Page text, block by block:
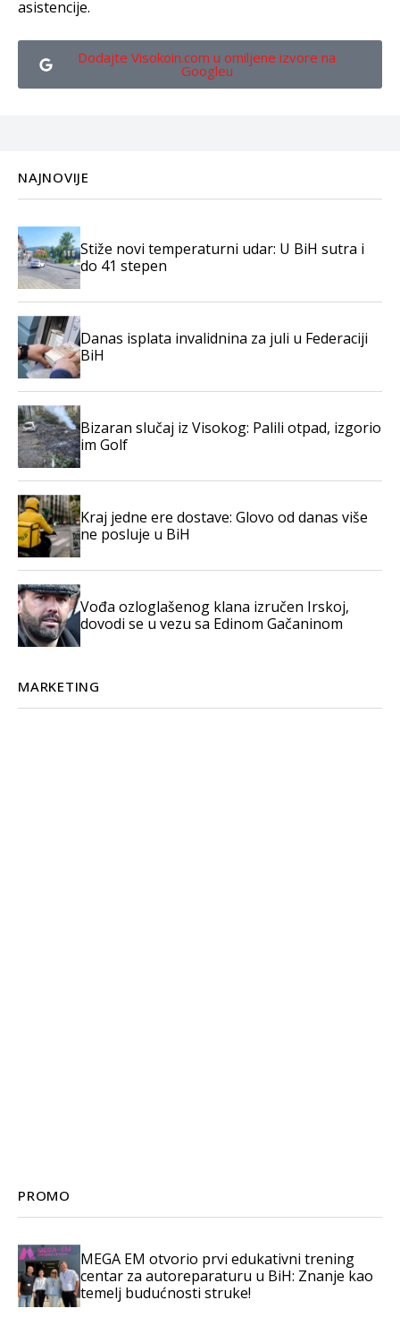
asistencije.
Dodajte Visokoin.com u omiljene izvore na
Googleu
NAJNOVIJE
Stiže novi temperaturni udar: U BiH sutra i
do 41 stepen
Danas isplata invalidnina za juli u Federaciji
BiH
Bizaran slučaj iz Visokog: Palili otpad, izgorio
im Golf
Kraj jedne ere dostave: Glovo od danas više
ne posluje u BiH
Vođa ozloglašenog klana izručen Irskoj,
dovodi se u vezu sa Edinom Gačaninom
MARKETING
PROMO
MEGA EM otvorio prvi edukativni trening
centar za autoreparaturu u BiH: Znanje kao
temelj budućnosti struke!